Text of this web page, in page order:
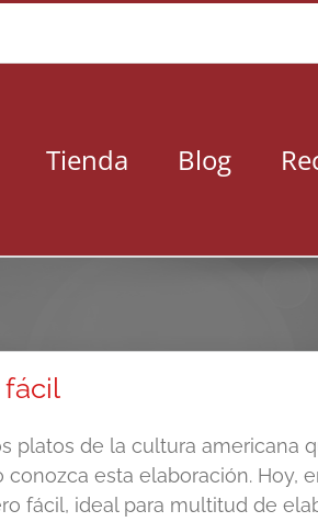
Tienda Blog
fácil
platos de la cultura americana
esta elaboración. Hoy,
fácil, ideal para multitud de